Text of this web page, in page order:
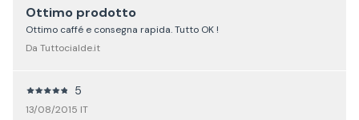
Ottimo prodotto
Ottimo caffé e consegna rapida. Tutto OK !
Da Tuttocialde.it
5
13/08/2015 IT